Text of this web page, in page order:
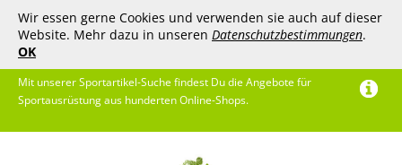
Wir essen gerne Cookies und verwenden sie auch auf dieser
Website. Mehr dazu in unseren Datenschutzbestimmungen.
OK
Mit unserer Sportartikel-Suche findest Du die Angebote für
Sportausrüstung aus hunderten Online-Shops.